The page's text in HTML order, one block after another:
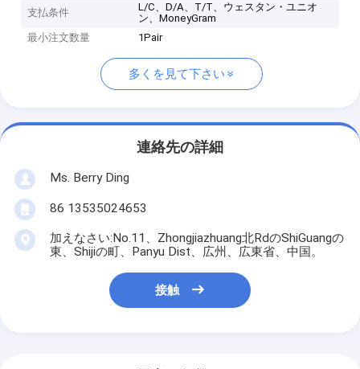
支払条件
L/C、D/A、T/T、ウェスタン・ユニオ
ン、MoneyGram
最小注文数量
1Pair
多くを見て下さい
連絡先の詳細
Ms. Berry Ding
86 13535024653
加えなさい:No.11、Zhongjiazhuang北RdのShiGuangの
東、Shijiの町、Panyu Dist、広州、広東省、中国。
接触